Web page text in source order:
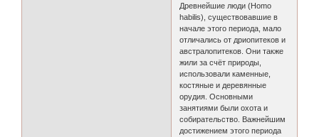
Древнейшие люди (Homo
habilis), существовавшие в
начале этого периода, мало
отличались от дриопитеков и
австралопитеков. Они также
жили за счёт природы,
использовали каменные,
костяные и деревянные
орудия. Основными
занятиями были охота и
собирательство. Важнейшим
достижением этого периода